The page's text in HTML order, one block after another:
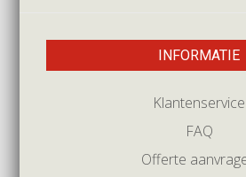
INFORMATIE
Klantenservice
FAQ
Offerte